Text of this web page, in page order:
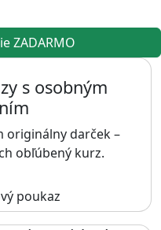
ZADARMO
s osobným
originálny darček –
obľúbený kurz.
poukaz